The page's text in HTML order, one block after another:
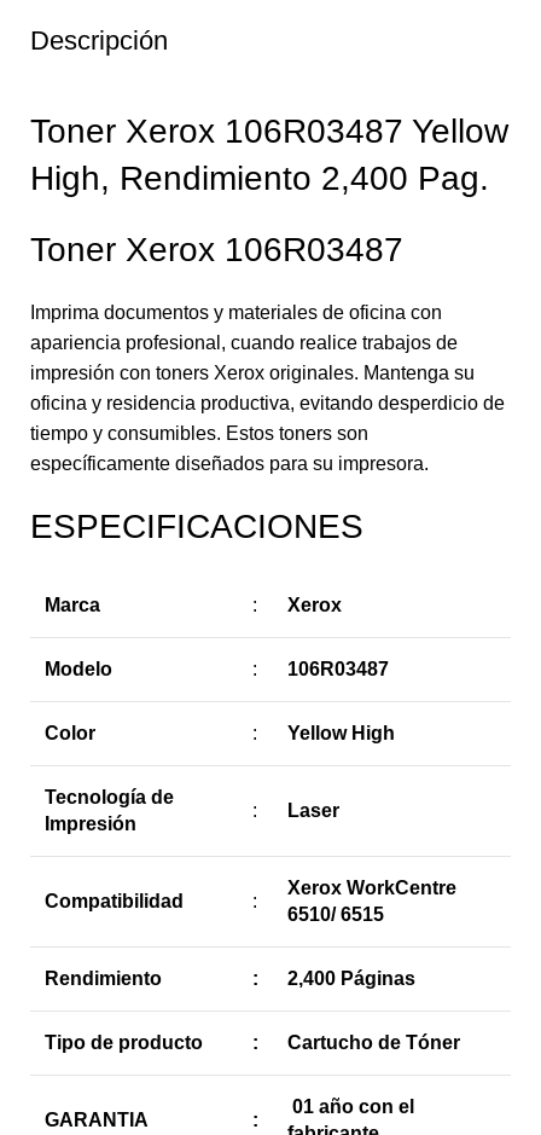
Descripción
Toner Xerox 106R03487 Yellow
High, Rendimiento 2,400 Pag.
Toner Xerox 106R03487
Imprima documentos y materiales de oficina con
apariencia profesional, cuando realice trabajos de
impresión con toners Xerox originales. Mantenga su
oficina y residencia productiva, evitando desperdicio de
tiempo y consumibles. Estos toners son
específicamente diseñados para su impresora.
ESPECIFICACIONES
Marca : Xerox
Modelo : 106R03487
Color : Yellow High
Tecnología de
Impresión
: Laser
Compatibilidad :
Xerox WorkCentre
6510/ 6515
Rendimiento : 2,400 Páginas
Tipo de producto : Cartucho de Tóner
GARANTIA :
01 año con el